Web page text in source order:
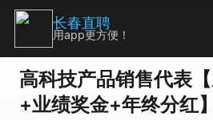
高科技产品销售代表
+业绩奖金+年终分红】
长春直聘
用app更方便！